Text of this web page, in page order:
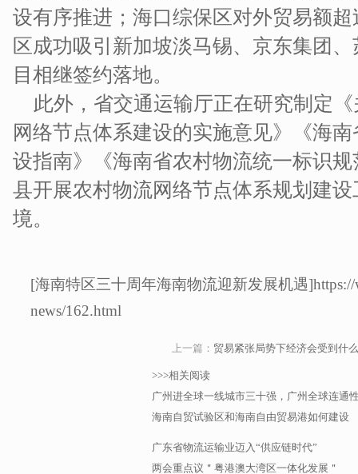
设有序推进；海口综保区对外贸易额
区成功吸引新加坡淡马锡、京东集团
目相继签约落地。
此外，省交通运输厅正在研究制定
网络节点体系建设的实施意见》《海
设指南》《海南省农村物流统一标识
县开展农村物流网络节点体系规划建
境。
[海南特区三十周年海南物流迎新发展机遇]https://
news/162.html
上一篇： 贸易紧张局势下经济会受到什
>>>相关阅读
广州进全球一线城市三十强，广州全球连通
海南自贸试验区和海南自由贸易港如何建设
广东省物流运输业迈入“供应链时代”
两会重点议＂粤港澳大湾区一体化发展＂